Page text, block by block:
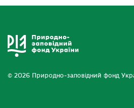
© 2026 Природно-заповідний фонд